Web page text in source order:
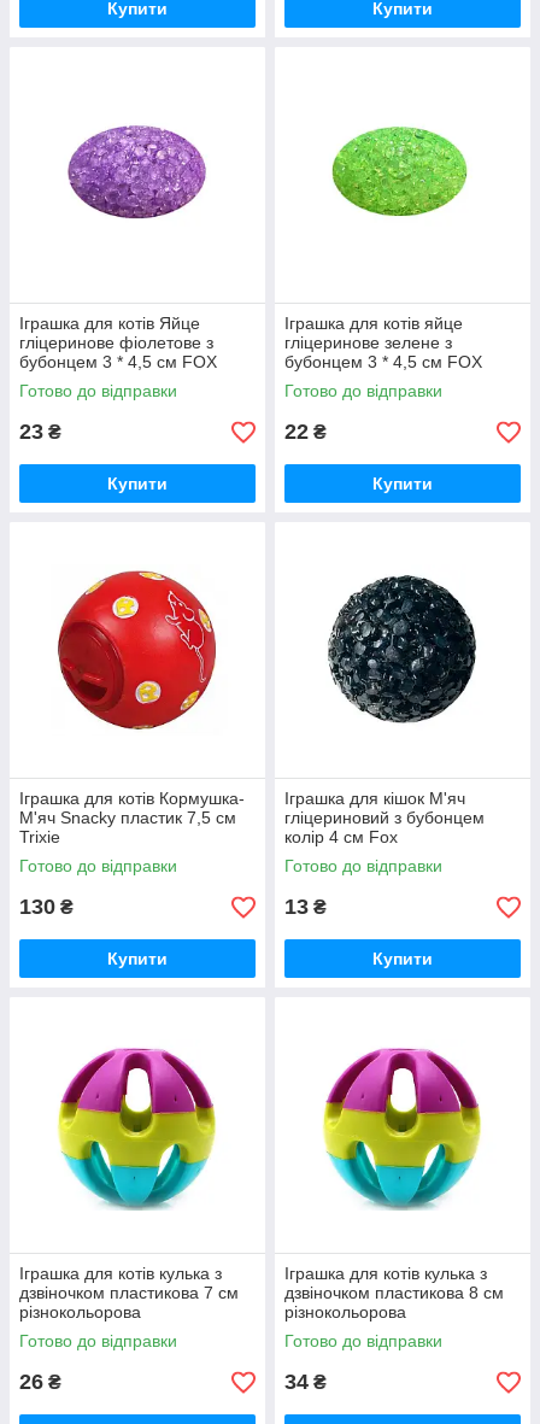
Купити Купити
Іграшка для котів Яйце
гліцеринове фіолетове з
бубонцем 3 * 4,5 см FOX
Готово до відправки
23 ₴
Купити
Іграшка для котів яйце
гліцеринове зелене з
бубонцем 3 * 4,5 см FOX
Готово до відправки
22 ₴
Купити
Іграшка для котів Кормушка-
М'яч Snacky пластик 7,5 см
Trixie
Готово до відправки
130 ₴
Купити
Іграшка для кішок М'яч
гліцериновий з бубонцем
колір 4 см Fох
Готово до відправки
13 ₴
Купити
Іграшка для котів кулька з
дзвіночком пластикова 7 см
різнокольорова
Готово до відправки
26 ₴
Іграшка для котів кулька з
дзвіночком пластикова 8 см
різнокольорова
Готово до відправки
34 ₴